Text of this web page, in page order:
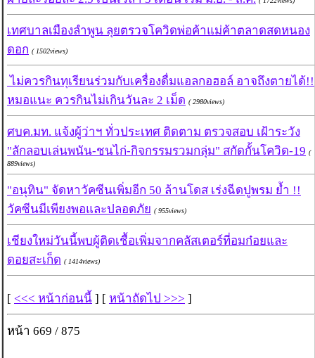
เทศบาลเมืองลำพูน ลุยตรวจโควิดพ่อค้าแม่ค้าตลาดสดหนอง
ดอก ( 1502views)
ไม่ควรกินทุเรียนร่วมกับเครื่องดื่มแอลกอฮอล์ อาจถึงตายได้!!
หมอแนะ ควรกินไม่เกินวันละ 2 เม็ด ( 2980views)
ศบค.มท. แจ้งผู้ว่าฯ ทั่วประเทศ ติดตาม ตรวจสอบ เฝ้าระวัง
"ลักลอบเล่นพนัน-ชนไก่-กิจกรรมรวมกลุ่ม" สกัดกั้นโควิด-19 (
889views)
"อนุทิน" จัดหาวัคซีนเพิ่มอีก 50 ล้านโดส เร่งฉีดปูพรม ย้ำ !!
วัคซีนมีเพียงพอและปลอดภัย ( 955views)
เชียงใหม่วันนี้พบผู้ติดเชื้อเพิ่มจากคลัสเตอร์ที่อมก๋อยและ
ดอยสะเก็ด ( 1414views)
[ <<< หน้าก่อนนี้ ] [ หน้าถัดไป >>> ]
หน้า 669 / 875